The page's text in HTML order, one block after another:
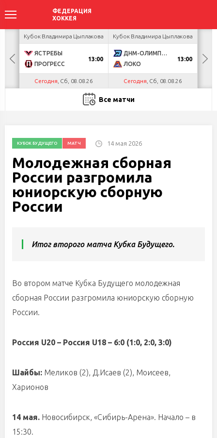
Кубок Владимира Цыплакова
ЯСТРЕБЫ
ПРОГРЕСС
13:00
Сегодня , Сб, 08.08.26
Кубок Владимира Цыплакова
ДНМ-ОЛИМПИК
ЛОКО
13:00
Сегодня , Сб, 08.08.26
Все матчи
КУБОК БУДУЩЕГО МАТЧ 14 мая 2026
Молодежная сборная
России разгромила
юниорскую сборную
России
Итог второго матча Кубка Будущего.
Во втором матче Кубка Будущего молодежная
сборная России разгромила юниорскую сборную
России.
Россия U20 – Россия U18 – 6:0 (1:0, 2:0, 3:0)
Шайбы: Меликов (2), Д.Исаев (2), Моисеев,
Харионов
14 мая. Новосибирск, «Сибирь-Арена». Начало – в
15:30.